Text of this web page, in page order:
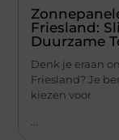
Friesland:
Duurzame
Denk je eraan
Friesland? Je
kiezen voor